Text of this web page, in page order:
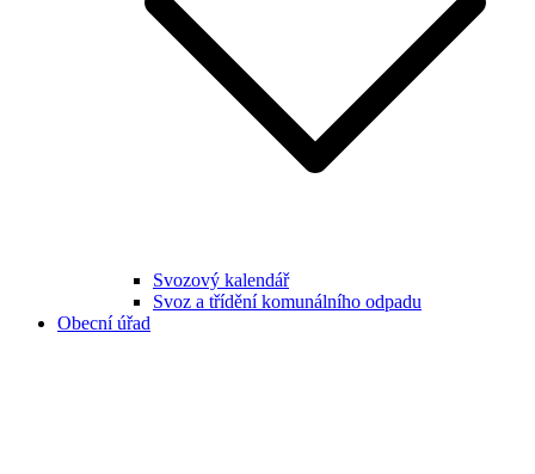
Svozový kalendář
Svoz a třídění komunálního odpadu
Obecní úřad